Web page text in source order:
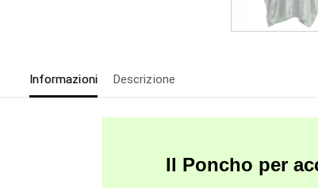
Informazioni Descrizione
Il Poncho per